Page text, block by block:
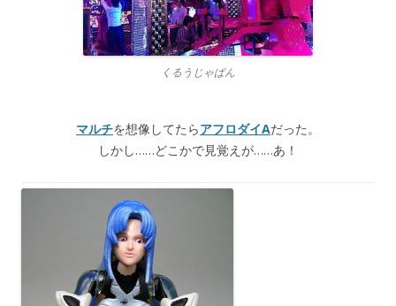
くるうじゃぱん
マルチを想像してたらアフロダイAだった。
しかし……どこかで見覚えが……あ！